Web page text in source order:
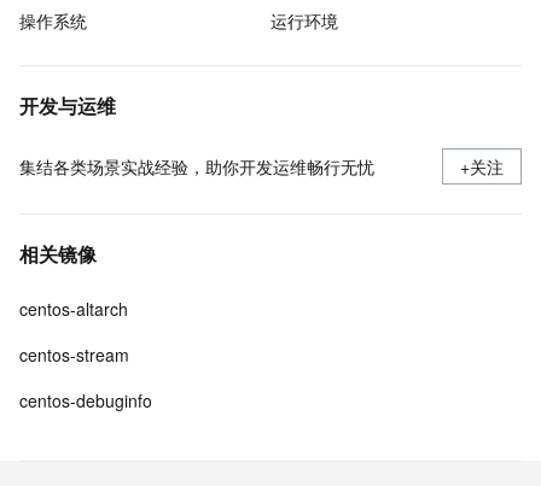
操作系统
运行环境
开发与运维
集结各类场景实战经验，助你开发运维畅行无忧 +关注
相关镜像
centos-altarch
centos-stream
centos-debuginfo